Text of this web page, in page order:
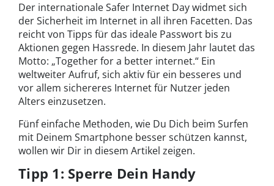
Der internationale Safer Internet Day widmet sich
der Sicherheit im Internet in all ihren Facetten. Das
reicht von Tipps für das ideale Passwort bis zu
Aktionen gegen Hassrede. In diesem Jahr lautet das
Motto: „Together for a better internet.“ Ein
weltweiter Aufruf, sich aktiv für ein besseres und
vor allem sichereres Internet für Nutzer jeden
Alters einzusetzen.
Fünf einfache Methoden, wie Du Dich beim Surfen
mit Deinem Smartphone besser schützen kannst,
wollen wir Dir in diesem Artikel zeigen.
Tipp 1: Sperre Dein Handy